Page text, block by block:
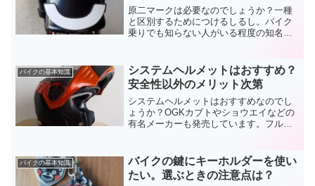
原二マークは必要なのでしょうか？一種
と区別するためにつけるしるし。バイク
乗りでも知らない人がいる程度の知名度
れるかもしれません。原二マークは必要
なくても有ったほうが良いですよ。
バイクの基本知識
システムヘルメットはおすすめ？
安全性以外のメリット次第
システムヘルメットはおすすめなのでし
ょうか？OGKカブトやショウエイなどの
有名メーカーも発売しています。フルフ
を考えながら、システムヘルメットはお
すすめなのか検証してみます。
バイクの基本知識
バイクの鍵にキーホルダーを使い
たい。選ぶときの注意点は？